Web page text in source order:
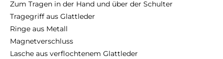
Zum Tragen in der Hand und über der Schulter
Tragegriff aus Glattleder
Ringe aus Metall
Magnetverschluss
Lasche aus verflochtenem Glattleder